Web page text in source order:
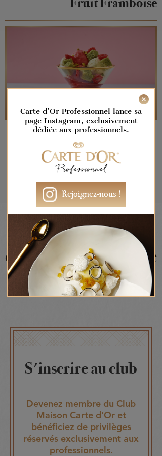
Conseils & Astuces
Si les framboises ne sont pas encore
de saison, vous pouvez utiliser des
framboises surgelées
Vous devez être
connecté pour voir le
contenu
S'inscrire au club
Devenez membre du Club
Maison Carte d‘Or et
bénéficiez de privilèges
réservés exclusivement aux
professionnels.
Carte d’Or Professionnel lance sa
page Instagram, exclusivement
dédiée aux professionnels.
Rejoignez-nous !